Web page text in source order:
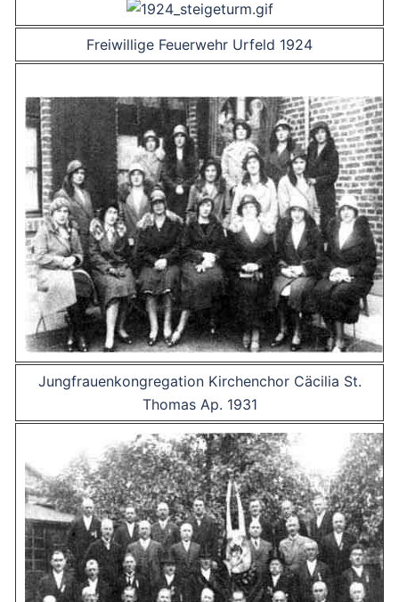
Freiwillige Feuerwehr Urfeld 1924
Jungfrauenkongregation Kirchenchor Cäcilia St.
Thomas Ap. 1931